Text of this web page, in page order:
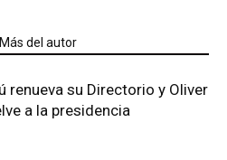
Más del autor
renueva su Directorio y Oliver
a la presidencia